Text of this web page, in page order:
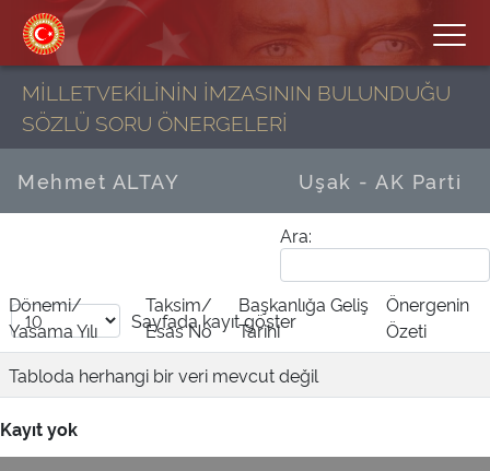
MİLLETVEKİLİNİN İMZASININ BULUNDUĞU
SÖZLÜ SORU ÖNERGELERİ
Mehmet ALTAY Uşak - AK Parti
Ara:
Sayfadakayıt göster
Dönemi/
Yasama Yılı
Taksim/
Esas No
Başkanlığa Geliş
Tarihi
Önergenin
Özeti
Tabloda herhangi bir veri mevcut değil
Kayıt yok